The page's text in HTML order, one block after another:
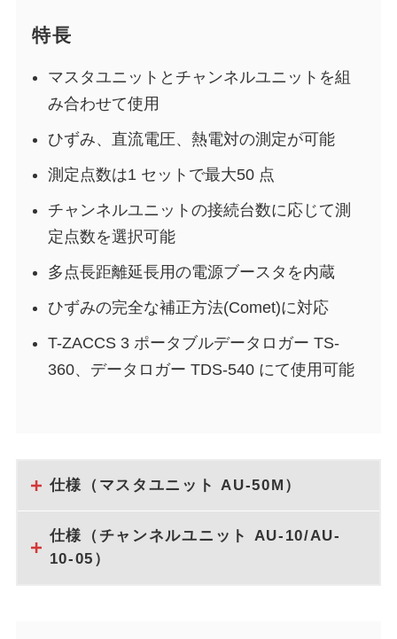
特長
マスタユニットとチャンネルユニットを組
み合わせて使用
ひずみ、直流電圧、熱電対の測定が可能
測定点数は1 セットで最大50 点
チャンネルユニットの接続台数に応じて測
定点数を選択可能
多点長距離延長用の電源ブースタを内蔵
ひずみの完全な補正方法(Comet)に対応
T-ZACCS 3 ポータブルデータロガー TS-
360、データロガー TDS-540 にて使用可能
仕様（マスタユニット AU-50M）
仕様（チャンネルユニット AU-10/AU-
10-05）